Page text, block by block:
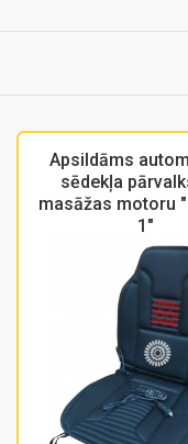
Apsildāms
sēdekļa
masāžas motoru
1"